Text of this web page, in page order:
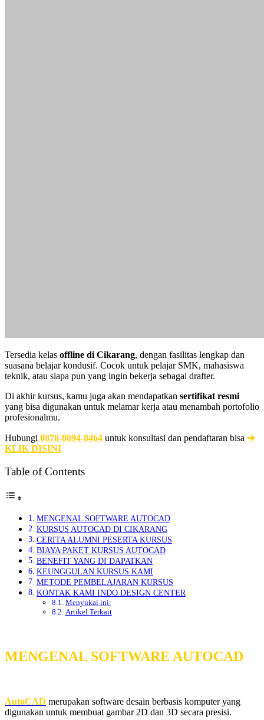
Tersedia kelas offline di Cikarang, dengan fasilitas lengkap dan
suasana belajar kondusif. Cocok untuk pelajar SMK, mahasiswa
teknik, atau siapa pun yang ingin bekerja sebagai drafter.
Di akhir kursus, kamu juga akan mendapatkan sertifikat resmi
yang bisa digunakan untuk melamar kerja atau menambah portofolio
profesionalmu.
Hubungi 0878-8094-8464 untuk konsultasi dan pendaftaran bisa ➔
KLIK DISINI
Table of Contents
MENGENAL SOFTWARE AUTOCAD
KURSUS AUTOCAD DI CIKARANG
CERITA ALUMNI PESERTA KURSUS
BIAYA PAKET KURSUS AUTOCAD
BENEFIT YANG DI DAPATKAN
KEUNGGULAN KURSUS KAMI
METODE PEMBELAJARAN KURSUS
KONTAK KAMI INDO DESIGN CENTER
Menyukai ini:
Artikel Terkait
MENGENAL SOFTWARE AUTOCAD
AutoCAD merupakan software desain berbasis komputer yang
digunakan untuk membuat gambar 2D dan 3D secara presisi.